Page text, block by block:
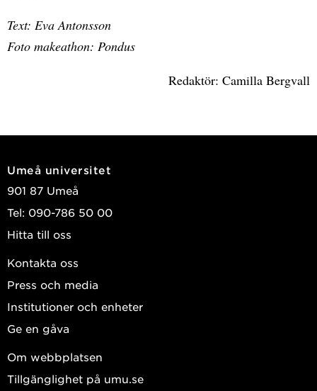
Text: Eva Antonsson
Foto makeathon: Pondus
Redaktör: Camilla Bergvall
Umeå universitet
901 87 Umeå
Tel: 090-786 50 00
Hitta till oss
Kontakta oss
Press och media
Institutioner och enheter
Ge en gåva
Om webbplatsen
Tillgänglighet på umu.se